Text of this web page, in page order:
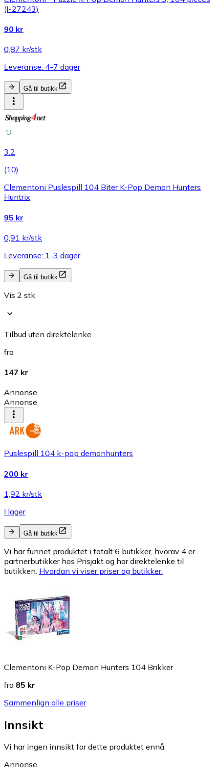
(I-27243)
90 kr
0,87 kr/stk
Leveranse: 4-7 dager
Gå til butikk
3.2
(10)
Clementoni Puslespill 104 Biter K-Pop Demon Hunters
Huntrix
95 kr
0,91 kr/stk
Leveranse: 1-3 dager
Gå til butikk
Vis 2 stk
Tilbud uten direktelenke
fra
147 kr
Annonse
Annonse
Puslespill 104 k-pop demonhunters
200 kr
1,92 kr/stk
I lager
Gå til butikk
Vi har funnet produktet i totalt 6 butikker, hvorav 4 er
partnerbutikker hos Prisjakt og har direktelenke til
butikken. Hvordan vi viser priser og butikker.
Clementoni K-Pop Demon Hunters 104 Brikker
fra 85 kr
Sammenlign alle priser
Innsikt
Vi har ingen innsikt for dette produktet ennå.
Annonse